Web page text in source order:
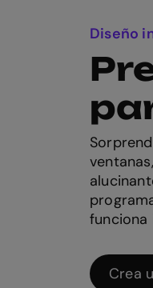
Diseño
funciona
Crea